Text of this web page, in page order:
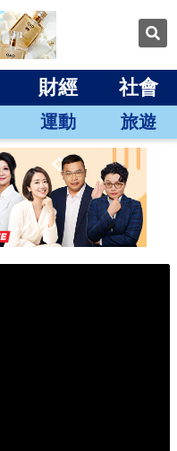
財經 社會
運動 旅遊